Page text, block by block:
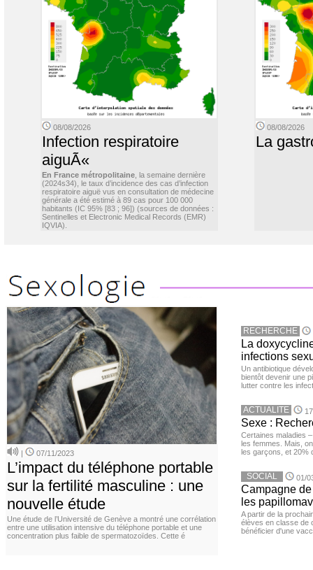
08/08/2026
Infection respiratoire
aiguÃ«
En France métropolitaine , la semaine dernière
(2024s34), le taux d’incidence des cas d’infection
respiratoire aiguë vus en consultation de médecine
générale a été estimé à 89 cas pour 100 000
habitants (IC 95% [83 ; 96]) (sources de données :
Sentinelles et Electronic Medical Records (EMR)
IQVIA).
08/08/2026
La
| 07/11/2023
L’impact du téléphone portable
sur la fertilité masculine : une
nouvelle étude
Une étude de l’Université de Genève a montré une corrélation
entre une utilisation intensive du téléphone portable et une
concentration plus faible de spermatozoïdes. Cette é
RECHERCHE
La
infections
Un antibiotique
bientôt devenir une
lutter contre les
ACTUALITE
Sexe :
Certaines maladies
les femmes. Mais,
les garçons, et 20%
SOCIAL 01/
Campagne
les
A partir de la
élèves en classe de
bénéficier d'une